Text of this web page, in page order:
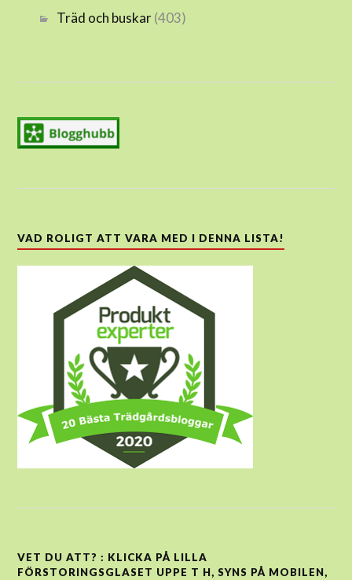
Träd och buskar(403)
VAD ROLIGT ATT VARA MED I DENNA LISTA!
VET DU ATT? : KLICKA PÅ LILLA
FÖRSTORINGSGLASET UPPE T H, SYNS PÅ MOBILEN,